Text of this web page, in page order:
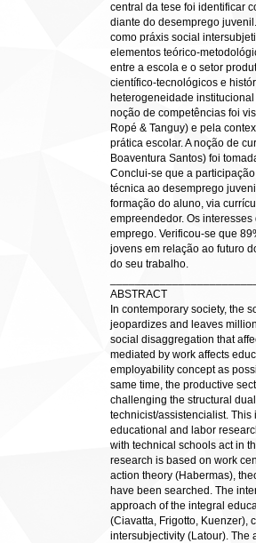
central da tese foi identificar
diante do desemprego
como práxis social
elementos teórico-
entre a escola e o setor
científico-tecnológicos e
heterogeneidade
noção de competências foi
Ropé & Tanguy) e pela
prática escolar. A noção de
Boaventura Santos) foi
Conclui-se que a
técnica ao desemprego
formação do aluno, via
empreendedor. Os
emprego. Verificou-se que
jovens em relação ao futuro
do seu trabalho.
ABSTRACT
In contemporary society, the
jeopardizes and leaves
social disaggregation that
mediated by work affects
employability concept as
same time, the productive
challenging the structural
technicist/assistencialist.
educational and labor
with technical schools act in
research is based on work
action theory (Habermas),
have been searched. The
approach of the integral
(Ciavatta, Frigotto, Kuenzer),
intersubjectivity (Latour). The